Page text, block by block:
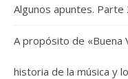
Algunos apuntes. Parte
A propósito de «Buena
historia de la música y